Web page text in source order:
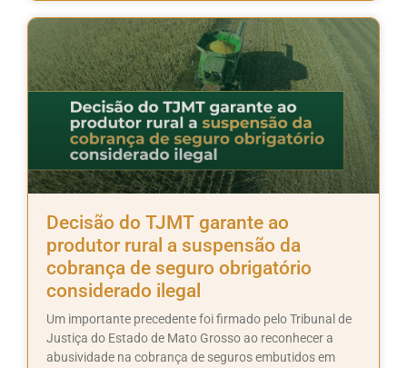
Decisão do TJMT garante ao
produtor rural a suspensão da
cobrança de seguro obrigatório
considerado ilegal
Um importante precedente foi firmado pelo Tribunal de
Justiça do Estado de Mato Grosso ao reconhecer a
abusividade na cobrança de seguros embutidos em